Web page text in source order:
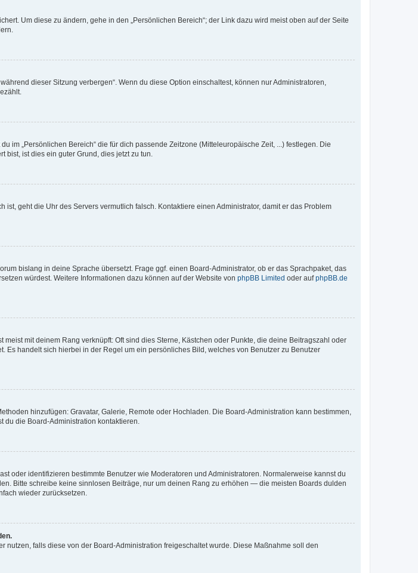
Um diese zu ändern, gehe in den „Persönlichen Bereich“; der Link dazu wird meist oben auf der Seite
dieser Sitzung verbergen“. Wenn du diese Option einschaltest, können nur Administratoren,
im „Persönlichen Bereich“ die für dich passende Zeitzone (Mitteleuropäische Zeit, ...) festlegen. Die
bist, ist dies ein guter Grund, dies jetzt zu tun.
geht die Uhr des Servers vermutlich falsch. Kontaktiere einen Administrator, damit er das Problem
bislang in deine Sprache übersetzt. Frage ggf. einen Board-Administrator, ob er das Sprachpaket, das
würdest. Weitere Informationen dazu können auf der Website von phpBB Limited oder aufphpBB.de
mit deinem Rang verknüpft: Oft sind dies Sterne, Kästchen oder Punkte, die deine Beitragszahl oder
Es handelt sich hierbei in der Regel um ein persönliches Bild, welches von Benutzer zu Benutzer
hinzufügen: Gravatar, Galerie, Remote oder Hochladen. Die Board-Administration kann bestimmen,
du die Board-Administration kontaktieren.
oder identifizieren bestimmte Benutzer wie Moderatoren und Administratoren. Normalerweise kannst du
Bitte schreibe keine sinnlosen Beiträge, nur um deinen Rang zu erhöhen — die meisten Boards dulden
wieder zurücksetzen.
falls diese von der Board-Administration freigeschaltet wurde. Diese Maßnahme soll den